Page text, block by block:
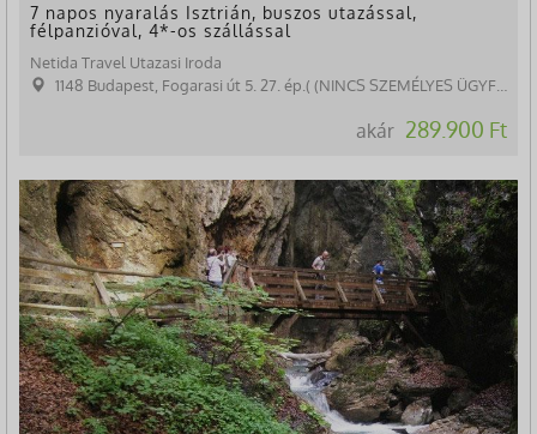
7 napos nyaralás Isztrián, buszos utazással,
félpanzióval, 4*-os szállással
Netida Travel Utazasi Iroda
1148 Budapest, Fogarasi út 5. 27. ép.( (NINCS SZEMÉLYES ÜGYFÉLFOGADÁS)
akár 289.900 Ft